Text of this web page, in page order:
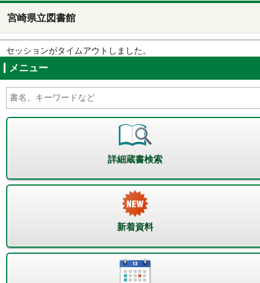
宮崎県立図書館
セッションがタイムアウトしました。
メニュー
詳細蔵書検索
新着資料